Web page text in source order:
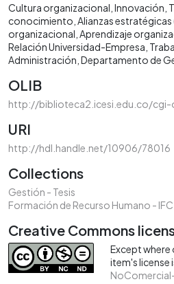
Cultura organizacional Innovación
conocimiento Alianzas
organizacional Aprendizaje
Relación Universidad-Empresa
Administración Departamento de
OLIB
http://biblioteca2.icesi.edu.co/cgi-
URI
http://hdl.handle.net/10906/78016
Collections
Gestión - Tesis
Formación de Recurso Humano - IFC
Creative Commons
Except
item's license